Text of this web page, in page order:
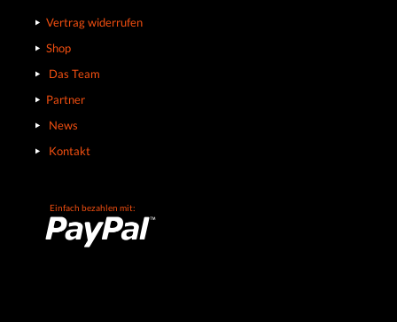
Vertrag widerrufen
Shop
Das Team
Partner
News
Kontakt
Einfach bezahlen mit: